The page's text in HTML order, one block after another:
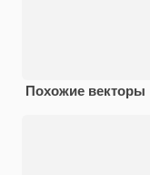
Похожие векторы